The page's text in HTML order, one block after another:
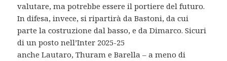
valutare, ma potrebbe essere il portiere del futuro.
In difesa, invece, si ripartirà da Bastoni, da cui
parte la costruzione dal basso, e da Dimarco. Sicuri
di un posto nell’Inter 2025-25
anche Lautaro, Thuram e Barella – a meno di